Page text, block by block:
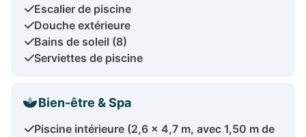
Escalier de piscine
Douche extérieure
Bains de soleil (8)
Serviettes de piscine
Bien-être & Spa
Piscine intérieure (2,6 x 4,7 m, avec 1,50 m de